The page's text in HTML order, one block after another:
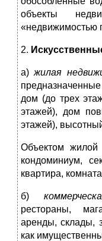
объекты
«недвижимостью
2.
а)жилая
дом (до трех
этажей), дом
этажей),
Объектом жилой
кондоминиум,
квартира,
б)
рестораны,
аренды, склады,
как